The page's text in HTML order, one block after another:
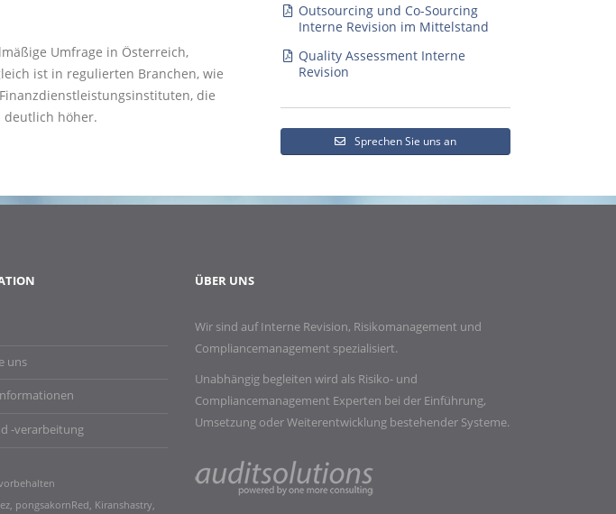
Umfrage in Österreich,
ist in regulierten Branchen, wie
die
deutlich höher.
Outsourcing und Co-Sourcing
Interne Revision im Mittelstand
Quality Assessment Interne
Revision
Sprechen Sie uns an
uns
-verarbeitung
pongsakornRed Kiranshastry
ÜBER UNS
Wir sind auf Interne Revision, Risikomanagement und
Compliancemanagement spezialisiert.
Unabhängig begleiten wird als Risiko- und
Compliancemanagement Experten bei der Einführung,
Umsetzung oder Weiterentwicklung bestehender Systeme.